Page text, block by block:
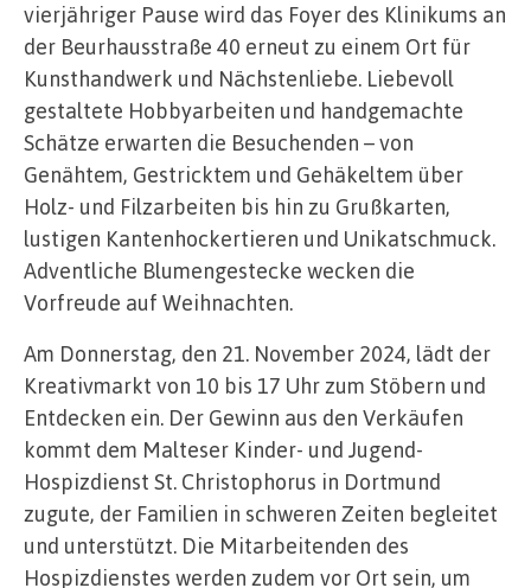
vierjähriger Pause wird das Foyer des Klinikums an
der Beurhausstraße 40 erneut zu einem Ort für
Kunsthandwerk und Nächstenliebe. Liebevoll
gestaltete Hobbyarbeiten und handgemachte
Schätze erwarten die Besuchenden – von
Genähtem, Gestricktem und Gehäkeltem über
Holz- und Filzarbeiten bis hin zu Grußkarten,
lustigen Kantenhockertieren und Unikatschmuck.
Adventliche Blumengestecke wecken die
Vorfreude auf Weihnachten.
Am Donnerstag, den 21. November 2024, lädt der
Kreativmarkt von 10 bis 17 Uhr zum Stöbern und
Entdecken ein. Der Gewinn aus den Verkäufen
kommt dem Malteser Kinder- und Jugend-
Hospizdienst St. Christophorus in Dortmund
zugute, der Familien in schweren Zeiten begleitet
und unterstützt. Die Mitarbeitenden des
Hospizdienstes werden zudem vor Ort sein, um